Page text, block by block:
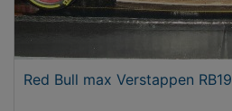
Red Bull max Verstappen RB19